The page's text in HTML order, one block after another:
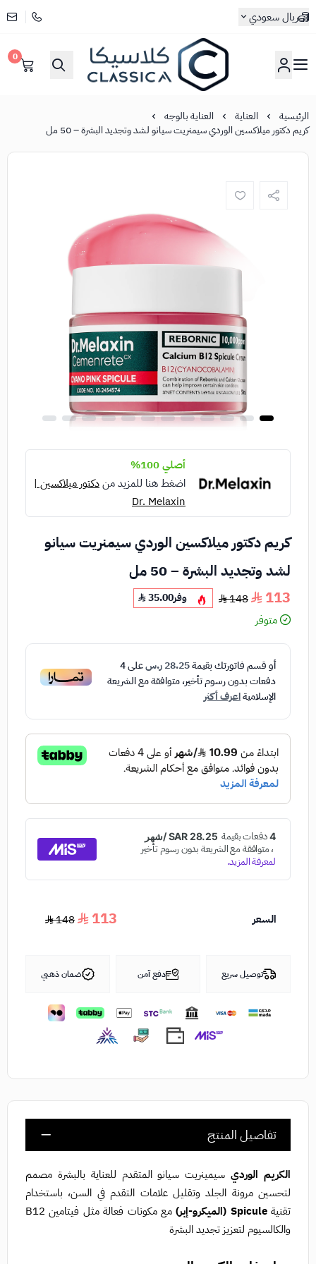
ريال سعودي
كلاسيكا
0
الرئيسية العناية
العناية بالوجه
كريم دكتور ميلاكسين الوردي سيمنريت سيانو لشد وتجديد البشرة – 50 مل
أصلي 100%
اضغط هنا للمزيد مندكتور ميلاكسين |
Dr. Melaxin
كريم دكتور ميلاكسين الوردي سيمنريت سيانو
لشد وتجديد البشرة – 50 مل
113
148 وفر35.00
متوفر
أو قسم فاتورتك بقيمة28.25 ر.س على4
دفعات بدون رسوم تأخير، متوافقة مع الشريعة
الإسلاميةاعرف أكثر
السعر 113
148
توصيل سريع دفع آمن ضمان ذهبي
تفاصيل المنتج
الكريم الوردي سيمينريت سيانو المتقدم للعناية بالبشرة مصمم
لتحسين مرونة الجلد وتقليل علامات التقدم في السن، باستخدام
تقنيةSpicule (الميكرو-إبر)
مع مكونات فعالة مثل فيتامين B12
والكالسيوم لتعزيز تجديد البشرة